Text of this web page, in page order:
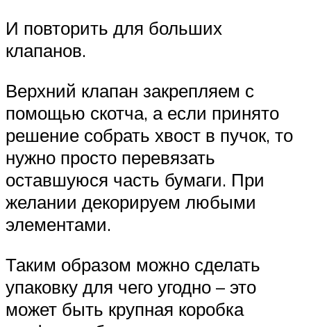
И повторить для больших
клапанов.
Верхний клапан закрепляем с
помощью скотча, а если принято
решение собрать хвост в пучок, то
нужно просто перевязать
оставшуюся часть бумаги. При
желании декорируем любыми
элементами.
Таким образом можно сделать
упаковку для чего угодно – это
может быть крупная коробка